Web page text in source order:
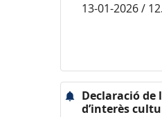
13-01-2026 /
Declaració de
d’interès